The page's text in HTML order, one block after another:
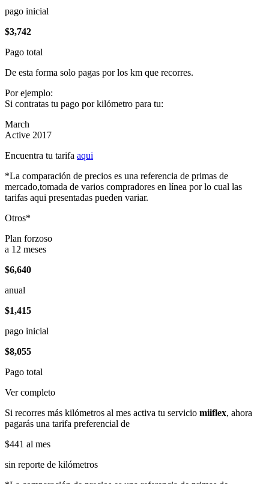
pago inicial
$3,742
Pago total
De esta forma solo pagas por los km que recorres.
Por ejemplo:
Si contratas tu pago por kilómetro para tu:
March
Active 2017
Encuentra tu tarifa aqui
*La comparación de precios es una referencia de primas de
mercado,tomada de varios compradores en línea por lo cual las
tarifas aqui presentadas pueden variar.
Otros*
Plan forzoso
a 12 meses
$6,640
anual
$1,415
pago inicial
$8,055
Pago total
Ver completo
Si recorres más kilómetros al mes activa tu servicio miiflex, ahora
pagarás una tarifa preferencial de
$441 al mes
sin reporte de kilómetros